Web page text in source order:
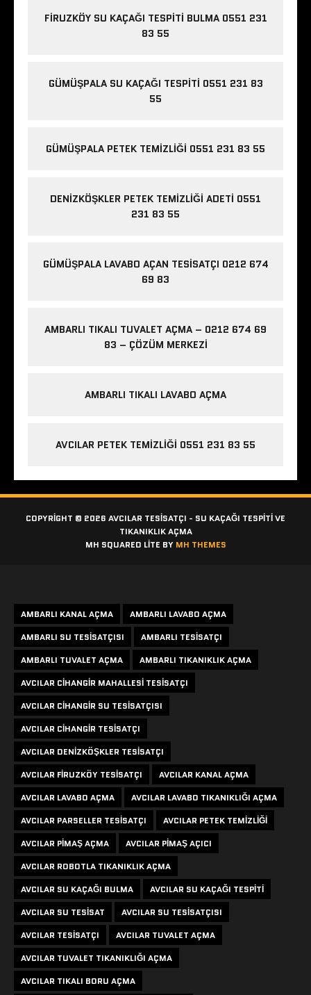
FIRUZKÖY SU KAÇAĞI TESPITI BULMA 0551 231
83 55
GÜMÜŞPALA SU KAÇAĞI TESPITI 0551 231 83
55
GÜMÜŞPALA PETEK TEMIZLIĞI 0551 231 83 55
DENIZKÖŞKLER PETEK TEMIZLIĞI ADETI 0551
231 83 55
GÜMÜŞPALA LAVABO AÇAN TESISATÇI 0212 674
69 83
AMBARLI TIKALI TUVALET AÇMA – 0212 674 69
83 – ÇÖZÜM MERKEZI
AMBARLI TIKALI LAVABO AÇMA
AVCILAR PETEK TEMIZLIĞI 0551 231 83 55
COPYRIGHT © 2026 AVCILAR TESISATÇI - SU KAÇAĞI TESPITI VE
TIKANIKLIK AÇMA
MH SQUARED LITE BY MH THEMES
AMBARLI KANAL AÇMA
AMBARLI LAVABO AÇMA
AMBARLI SU TESISATÇISI
AMBARLI TESISATÇI
AMBARLI TUVALET AÇMA
AMBARLI TIKANIKLIK AÇMA
AVCILAR CIHANGIR MAHALLESI TESISATÇI
AVCILAR CIHANGIR SU TESISATÇISI
AVCILAR CIHANGIR TESISATÇI
AVCILAR DENIZKÖŞKLER TESISATÇI
AVCILAR FIRUZKÖY TESISATÇI
AVCILAR KANAL AÇMA
AVCILAR LAVABO AÇMA
AVCILAR LAVABO TIKANIKLIĞI AÇMA
AVCILAR PARSELLER TESISATÇI
AVCILAR PETEK TEMIZLIĞI
AVCILAR PIMAŞ AÇMA
AVCILAR PIMAŞ AÇICI
AVCILAR ROBOTLA TIKANIKLIK AÇMA
AVCILAR SU KAÇAĞI BULMA
AVCILAR SU KAÇAĞI TESPITI
AVCILAR SU TESISAT
AVCILAR SU TESISATÇISI
AVCILAR TESISATÇI
AVCILAR TUVALET AÇMA
AVCILAR TUVALET TIKANIKLIĞI AÇMA
AVCILAR TIKALI BORU AÇMA